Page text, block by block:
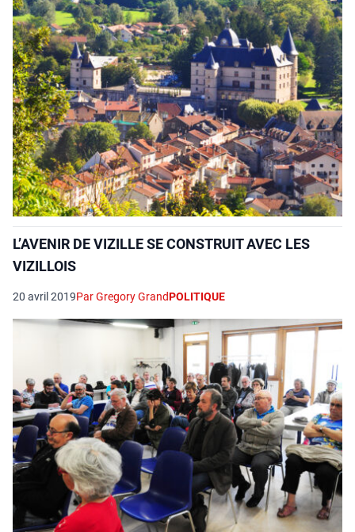
L’AVENIR DE VIZILLE SE CONSTRUIT AVEC LES
VIZILLOIS
20 avril 2019Par Gregory GrandPOLITIQUE